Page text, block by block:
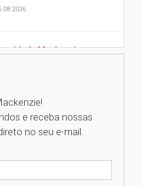
Mackenzie
discute desafios
tecnologias em
e receba nossas
no seu e-mail.